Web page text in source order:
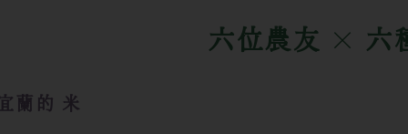
六位農友 × 六
蘭的 米